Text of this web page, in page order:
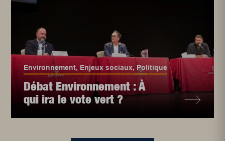
Environnement, Enjeux sociaux, Politique
Débat Environnement : À
qui ira le vote vert ?